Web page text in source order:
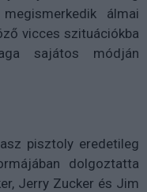
álmai
vicces szituációkba
sajátos módján
pisztoly eredetileg
dolgoztatta
Jerry Zucker és Jim